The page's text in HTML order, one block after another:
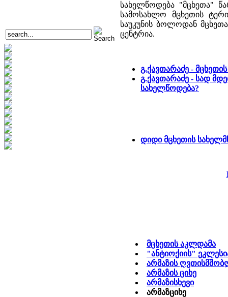
სახელწოდება "მცხეთა"
სამოსახლო მცხეთის
საუკუნის ბოლოდან
ცენტრია.
გ.ქავთარაძე -
გ.ქავთარაძე - სად
სახელწოდება?
დიდი მცხეთის
მცხეთის აკლდამა
"ანტიოქიის"
არმაზის
არმაზის ციხე
არმაზისხევი
არმაზციხე